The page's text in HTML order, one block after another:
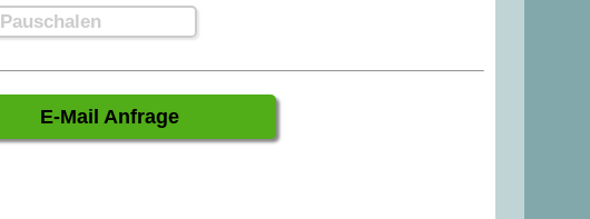
Pauschalen
E-Mail Anfrage